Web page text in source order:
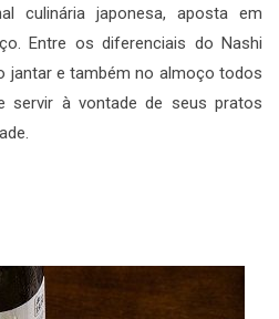
culinária japonesa, aposta em
Entre os diferenciais do Nashi
jantar e também no almoço todos
servir à vontade de seus pratos